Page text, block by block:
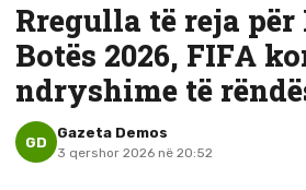
Rregulla të reja për
Botës 2026, FIFA
ndryshime të
GD
Gazeta Demos
3 qershor 2026 në 20:52